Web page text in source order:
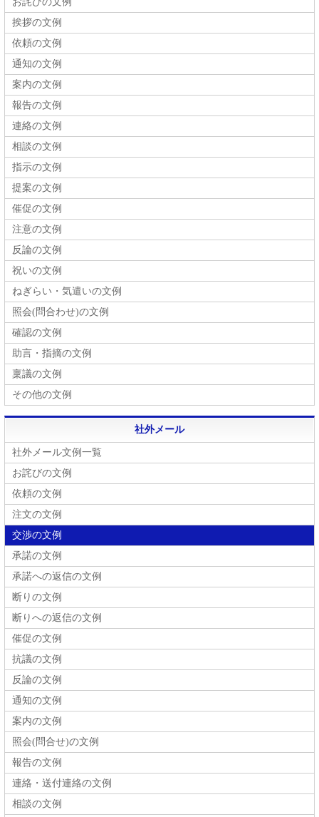
挨拶の文例
依頼の文例
通知の文例
案内の文例
報告の文例
連絡の文例
相談の文例
指示の文例
提案の文例
催促の文例
注意の文例
反論の文例
祝いの文例
ねぎらい・気遣いの文例
照会(問合わせ)の文例
確認の文例
助言・指摘の文例
稟議の文例
その他の文例
社外メール
社外メール文例一覧
お詫びの文例
依頼の文例
注文の文例
交渉の文例
承諾の文例
承諾への返信の文例
断りの文例
断りへの返信の文例
催促の文例
抗議の文例
反論の文例
通知の文例
案内の文例
照会(問合せ)の文例
報告の文例
連絡・送付連絡の文例
相談の文例